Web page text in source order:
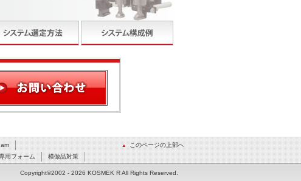
このページの上部へ
用フォーム 模倣品対策
Copyright©2002 - 2026 KOSMEK R All Rights Reserved.